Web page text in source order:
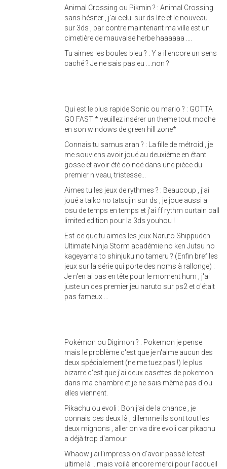
Animal Crossing ou Pikmin ? : Animal Crossing
sans hésiter , j'ai celui sur ds lite et le nouveau
sur 3ds , par contre maintenant ma ville est un
cimetière de mauvaise herbe haaaaaa ....
Tu aimes les boules bleu ? : Y a il encore un sens
caché ? Je ne sais pas eu ....non ?
Qui est le plus rapide Sonic ou mario ? : GOTTA
GO FAST * veuillez insérer un theme tout moche
en son windows de green hill zone*
Connais tu samus aran ? : La fille de métroid , je
me souviens avoir joué au deuxième en étant
gosse et avoir été coincé dans une pièce du
premier niveau, tristesse...
Aimes tu les jeux de rythmes ? : Beaucoup , j'ai
joué a taiko no tatsujin sur ds , je joue aussi a
osu de temps en temps et j'ai ff rythm curtain call
limited edition pour la 3ds youhou !
Est-ce que tu aimes les jeux Naruto Shippuden
Ultimate Ninja Storm académie no ken Jutsu no
kageyama to shinjuku no tameru ? (Enfin bref les
jeux sur la série qui porte des noms à rallonge) :
Je n'en ai pas en tête pour le moment hum , j'ai
juste un des premier jeu naruto sur ps2 et c'était
pas fameux ...
Pokémon ou Digimon ? : Pokemon je pense
mais le problème c'est que je n'aime aucun des
deux spécialement (ne me tuez pas !) le plus
bizarre c'est que j'ai deux casettes de pokemon
dans ma chambre et je ne sais même pas d'ou
elles viennent.
Pikachu ou evoli : Bon j'ai de la chance , je
connais ces deux là , dilemme ils sont tout les
deux mignons , aller on va dire evoli car pikachu
a déjà trop d'amour.
Whaow j'ai l'impression d'avoir passé le test
ultime là ...mais voilà encore merci pour l'accueil